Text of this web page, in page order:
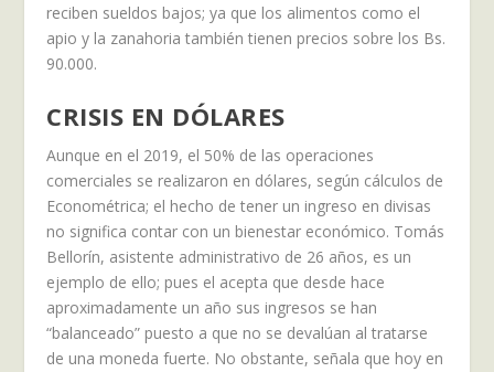
reciben sueldos bajos; ya que los alimentos como el
apio y la zanahoria también tienen precios sobre los Bs.
90.000.
CRISIS EN DÓLARES
Aunque en el 2019, el 50% de las operaciones
comerciales se realizaron en dólares, según cálculos de
Econométrica; el hecho de tener un ingreso en divisas
no significa contar con un bienestar económico. Tomás
Bellorín, asistente administrativo de 26 años, es un
ejemplo de ello; pues el acepta que desde hace
aproximadamente un año sus ingresos se han
“balanceado” puesto a que no se devalúan al tratarse
de una moneda fuerte. No obstante, señala que hoy en